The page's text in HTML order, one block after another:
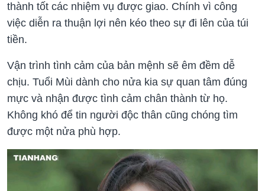
thành tốt các nhiệm vụ được giao. Chính vì công
việc diễn ra thuận lợi nên kéo theo sự đi lên của túi
Vận trình tình cảm của bản mệnh sẽ êm đềm dễ
chịu. Tuổi Mùi dành cho nửa kia sự quan tâm đúng
mực và nhận được tình cảm chân thành từ họ.
Không khó để tin người độc thân cũng chóng tìm
được một nửa phù hợp.